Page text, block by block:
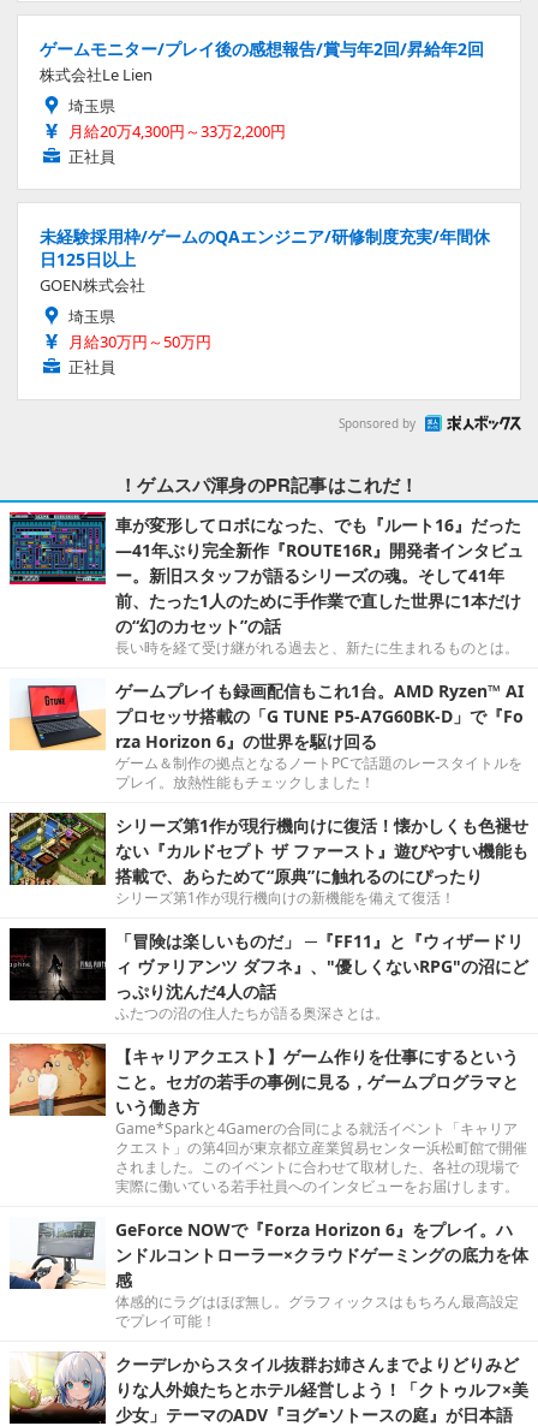
ゲームモニター/プレイ後の感想報告/賞与年2回/昇給年2回
株式会社Le Lien
埼玉県
月給20万4,300円～33万2,200円
正社員
未経験採用枠/ゲームのQAエンジニア/研修制度充実/年間休
日125日以上
GOEN株式会社
埼玉県
月給30万円～50万円
正社員
Sponsored by
！ゲムスパ渾身のPR記事はこれだ！
車が変形してロボになった、でも『ルート16』だった
―41年ぶり完全新作『ROUTE16R』開発者インタビュ
ー。新旧スタッフが語るシリーズの魂。そして41年
前、たった1人のために手作業で直した世界に1本だけ
の“幻のカセット”の話
長い時を経て受け継がれる過去と、新たに生まれるものとは。
ゲームプレイも録画配信もこれ1台。AMD Ryzen™ AI
プロセッサ搭載の「G TUNE P5-A7G60BK-D」で『Fo
rza Horizon 6』の世界を駆け回る
ゲーム＆制作の拠点となるノートPCで話題のレースタイトルを
プレイ。放熱性能もチェックしました！
シリーズ第1作が現行機向けに復活！懐かしくも色褪せ
ない『カルドセプト ザ ファースト』遊びやすい機能も
搭載で、あらためて“原典”に触れるのにぴったり
シリーズ第1作が現行機向けの新機能を備えて復活！
「冒険は楽しいものだ」 ─『FF11』と『ウィザードリ
ィ ヴァリアンツ ダフネ』、"優しくないRPG"の沼にど
っぷり沈んだ4人の話
ふたつの沼の住人たちが語る奥深さとは。
【キャリアクエスト】ゲーム作りを仕事にするという
こと。セガの若手の事例に見る，ゲームプログラマと
いう働き方
Game*Sparkと4Gamerの合同による就活イベント「キャリア
クエスト」の第4回が東京都立産業貿易センター浜松町館で開催
されました。このイベントに合わせて取材した、各社の現場で
実際に働いている若手社員へのインタビューをお届けします。
GeForce NOWで『Forza Horizon 6』をプレイ。ハ
ンドルコントローラー×クラウドゲーミングの底力を体
感
体感的にラグはほぼ無し。グラフィックスはもちろん最高設定
でプレイ可能！
クーデレからスタイル抜群お姉さんまでよりどりみど
りな人外娘たちとホテル経営しよう！「クトゥルフ×美
少女」テーマのADV『ヨグ=ソトースの庭』が日本語